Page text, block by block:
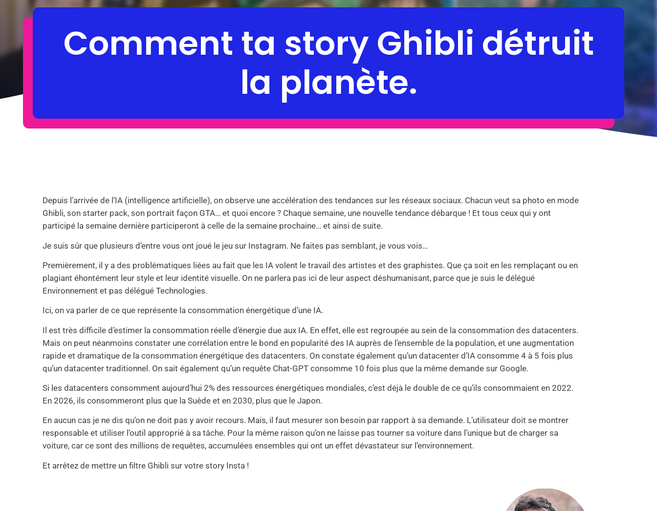
Comment ta story Ghibli détruit
la planète.
Depuis l’arrivée de l’IA (intelligence artificielle), on observe une accélération des tendances sur les réseaux sociaux. Chacun veut sa photo en mode
Ghibli, son starter pack, son portrait façon GTA… et quoi encore ? Chaque semaine, une nouvelle tendance débarque ! Et tous ceux qui y ont
participé la semaine dernière participeront à celle de la semaine prochaine… et ainsi de suite.
Je suis sûr que plusieurs d’entre vous ont joué le jeu sur Instagram. Ne faites pas semblant, je vous vois…
Premièrement, il y a des problématiques liées au fait que les IA volent le travail des artistes et des graphistes. Que ça soit en les remplaçant ou en
plagiant éhontément leur style et leur identité visuelle. On ne parlera pas ici de leur aspect déshumanisant, parce que je suis le délégué
Environnement et pas délégué Technologies.
Ici, on va parler de ce que représente la consommation énergétique d’une IA.
Il est très difficile d’estimer la consommation réelle d’énergie due aux IA. En effet, elle est regroupée au sein de la consommation des datacenters.
Mais on peut néanmoins constater une corrélation entre le bond en popularité des IA auprès de l’ensemble de la population, et une augmentation
rapide et dramatique de la consommation énergétique des datacenters. On constate également qu’un datacenter d’IA consomme 4 à 5 fois plus
qu’un datacenter traditionnel. On sait également qu’un requête Chat-GPT consomme 10 fois plus que la même demande sur Google.
Si les datacenters consomment aujourd’hui 2% des ressources énergétiques mondiales, c’est déjà le double de ce qu’ils consommaient en 2022.
En 2026, ils consommeront plus que la Suède et en 2030, plus que le Japon.
En aucun cas je ne dis qu’on ne doit pas y avoir recours. Mais, il faut mesurer son besoin par rapport à sa demande. L’utilisateur doit se montrer
responsable et utiliser l’outil approprié à sa tâche. Pour la même raison qu’on ne laisse pas tourner sa voiture dans l’unique but de charger sa
voiture, car ce sont des millions de requêtes, accumulées ensembles qui ont un effet dévastateur sur l’environnement.
Et arrêtez de mettre un filtre Ghibli sur votre story Insta !